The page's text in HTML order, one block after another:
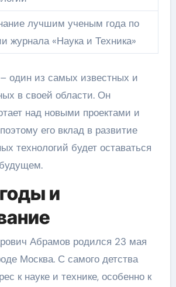
лучшим ученым года по
журнала «Наука и Техника»
один из самых известных и
в своей области. Он
над новыми проектами и
его вклад в развитие
технологий будет оставаться
и
Абрамов родился 23 мая
Москва. С самого детства
к науке и технике, особенно к